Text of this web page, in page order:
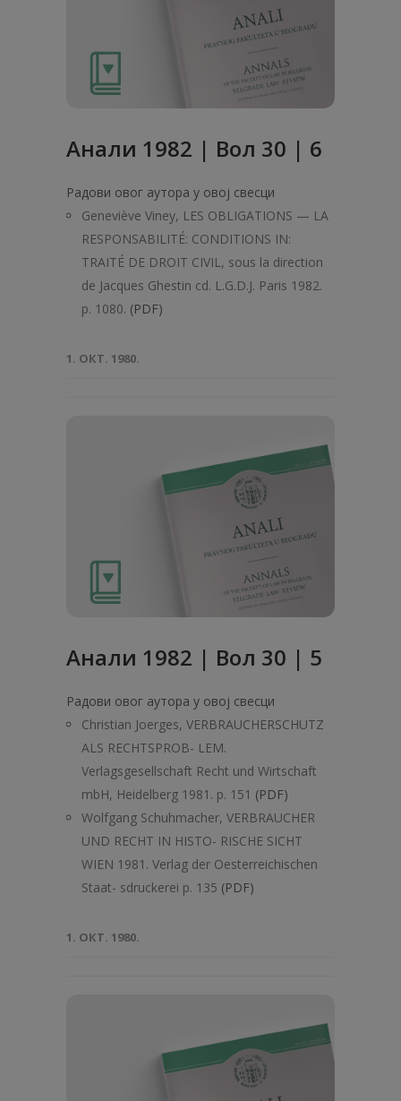
Анaли 1982 | Вол 30 | 6
Радови овог аутора у овој свесци
Geneviève Viney, LES OBLIGATIONS — LA
RESPONSABILITÉ: CONDITIONS IN:
TRAITÉ DE DROIT CIVIL, sous la direction
de Jacques Ghestin cd. L.G.D.J. Paris 1982.
p. 1080. (PDF)
1. ОКТ. 1980.
Анaли 1982 | Вол 30 | 5
Радови овог аутора у овој свесци
Christian Joerges, VERBRAUCHERSCHUTZ
ALS RECHTSPROB- LEM.
Verlagsgesellschaft Recht und Wirtschaft
mbH, Heidelberg 1981. p. 151 (PDF)
Wolfgang Schuhmacher, VERBRAUCHER
UND RECHT IN HISTO- RISCHE SICHT
WIEN 1981. Verlag der Oesterreichischen
Staat- sdruckerei p. 135 (PDF)
1. ОКТ. 1980.